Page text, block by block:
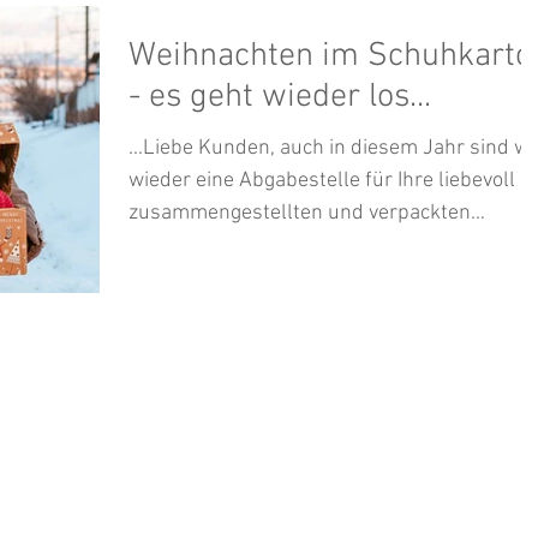
Weihnachten im
- es geht wieder los...
...Liebe Kunden, auch in diesem Jahr sind
wieder eine Abgabestelle für Ihre liebevoll
zusammengestellten und verpackten